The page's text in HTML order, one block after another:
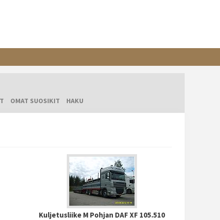
OMAT SUOSIKIT HAKU
Kuljetusliike M Pohjan DAF XF 105.510